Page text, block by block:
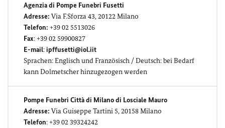
Agenzia di Pompe Funebri Fusetti
Adresse: Via F.Sforza 43, 20122 Milano
Telefon: +39 02 5513026
Fax: +39 02 59900827
E-mail:ipffusetti@iol.iit
Sprachen: Englisch und Französisch / Deutsch: bei Bedarf
kann Dolmetscherhinzugezogen werden
Pompe Funebri Città di Milano di Losciale Mauro
Adresse: Via Guiseppe Tartini 5, 20158 Milano
Telefon: +39 02 39324242